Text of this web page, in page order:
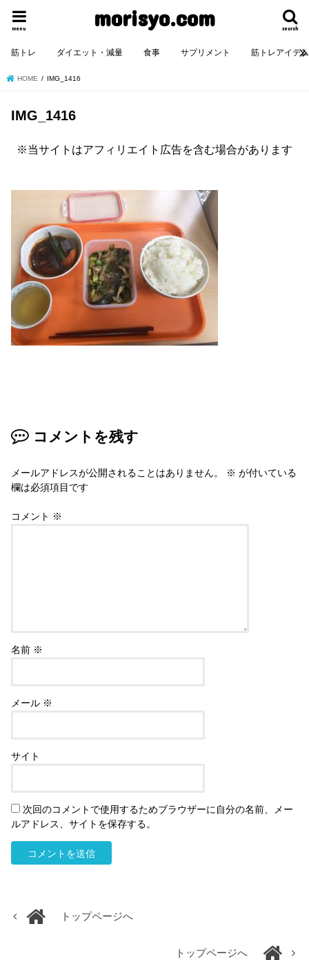
morisyo.com search
menu
筋トレ ダイエット・減量 食事 サプリメント 筋トレアイテム
HOME IMG_1416
IMG_1416
※当サイトはアフィリエイト広告を含む場合があります
コメントを残す
メールアドレスが公開されることはありません。 ※ が付いている
欄は必須項目です
コメント ※
名前 ※
メール ※
サイト
次回のコメントで使用するためブラウザーに自分の名前、メー
ルアドレス、サイトを保存する。
トップページへ
トップページへ